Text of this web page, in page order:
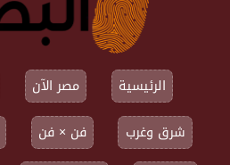
الرئيسية مصر الآن
شرق وغرب
فن × فن